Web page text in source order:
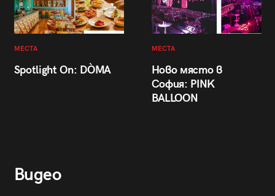
МЕСТА
Spotlight On: DÒMA
МЕСТА
Ново място в
София: PINK
BALLOON
Видео